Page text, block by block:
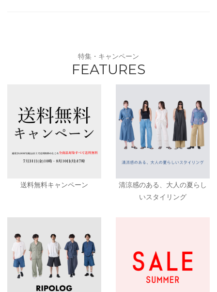
特集・キャンペーン
FEATURES
送料無料キャンペーン
清涼感のある、大人の夏らし
いスタイリング